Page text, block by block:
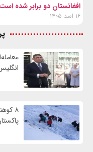
افغانستان دو برابر شده است
۱۶ اسد ۱۴۰۵
۸